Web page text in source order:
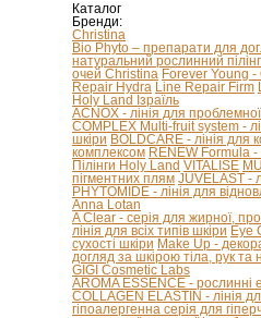
Каталог
Бренди:
Christina
Bio Phyto – препарати для
натуральний рослинний
очей Christina Forever Young
Repair Hydra Line Repair Firm
Holy Land Ізраїль
ACNOX - лінія для
COMPLEX Multi-fruit system -
шкіри BOLDCARE - лінія для
комплексом RENEW Formula -
Пілінги Holy Land VITALISE
пігментних плям JUVELAST -
PHYTOMIDE - лінія для
Anna Lotan
A Clear - серія для жирної,
лінія для всіх типів шкіри Eye
сухості шкіри Make Up -
догляд за шкірою тіла, рук та
GIGI Cosmetic Labs
AROMA ESSENCE - рослинні
COLLAGEN ELASTIN - лінія
гіпоалергенна серія для